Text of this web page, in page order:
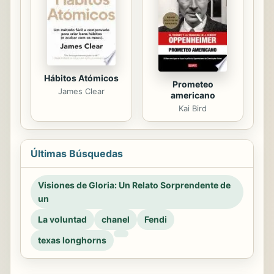
Hábitos Atómicos
James Clear
Prometeo
americano
Kai Bird
Últimas Búsquedas
Visiones de Gloria: Un Relato Sorprendente de
un
La voluntad
chanel
Fendi
texas longhorns